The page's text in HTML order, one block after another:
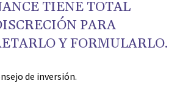
TIENE TOTAL
PARA
Y FORMULARLO.
de inversión.